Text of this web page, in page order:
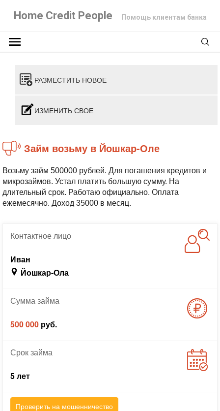
Home Credit People Помощь клиентам банка
РАЗМЕСТИТЬ НОВОЕ
ИЗМЕНИТЬ СВОЕ
Займ возьму в Йошкар-Оле
Возьму займ 500000 рублей. Для погашения кредитов и
микрозаймов. Устал платить большую сумму. На
длительный срок. Работаю официально. Оплата
ежемесячно. Доход 35000 в месяц.
Контактноелицо
Иван
Йошкар-Ола
Суммазайма
500 000 руб.
Срокзайма
5 лет
Проверить на мошенничество